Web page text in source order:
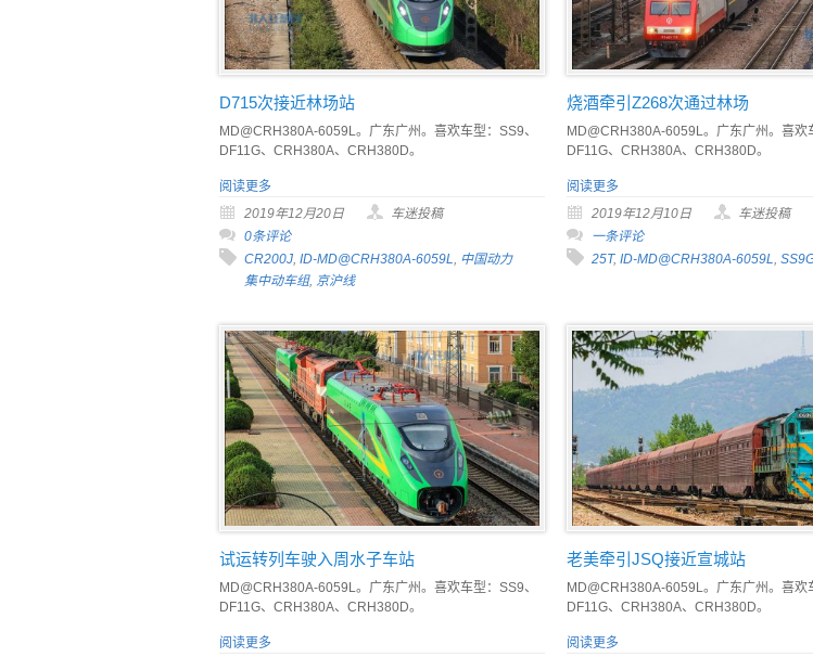
D715次接近林场站
MD@CRH380A-6059L。广东广州。喜欢车型：SS9、
DF11G、CRH380A、CRH380D。
阅读更多
2019年12月20日
车迷投稿
0条评论
CR200J, ID-MD@CRH380A-6059L, 中国动力
集中动车组, 京沪线
烧酒牵引Z268次通过林场
MD@CRH380A-6059L。广东广州。喜欢
DF11G、CRH380A、CRH380D。
阅读更多
2019年12月10日
车迷投稿
一条评论
25T, ID-MD@CRH380A-6059L,
试运转列车驶入周水子车站
MD@CRH380A-6059L。广东广州。喜欢车型：SS9、
DF11G、CRH380A、CRH380D。
阅读更多
老美牵引JSQ接近宣城站
MD@CRH380A-6059L。广东广州。喜欢
DF11G、CRH380A、CRH380D。
阅读更多